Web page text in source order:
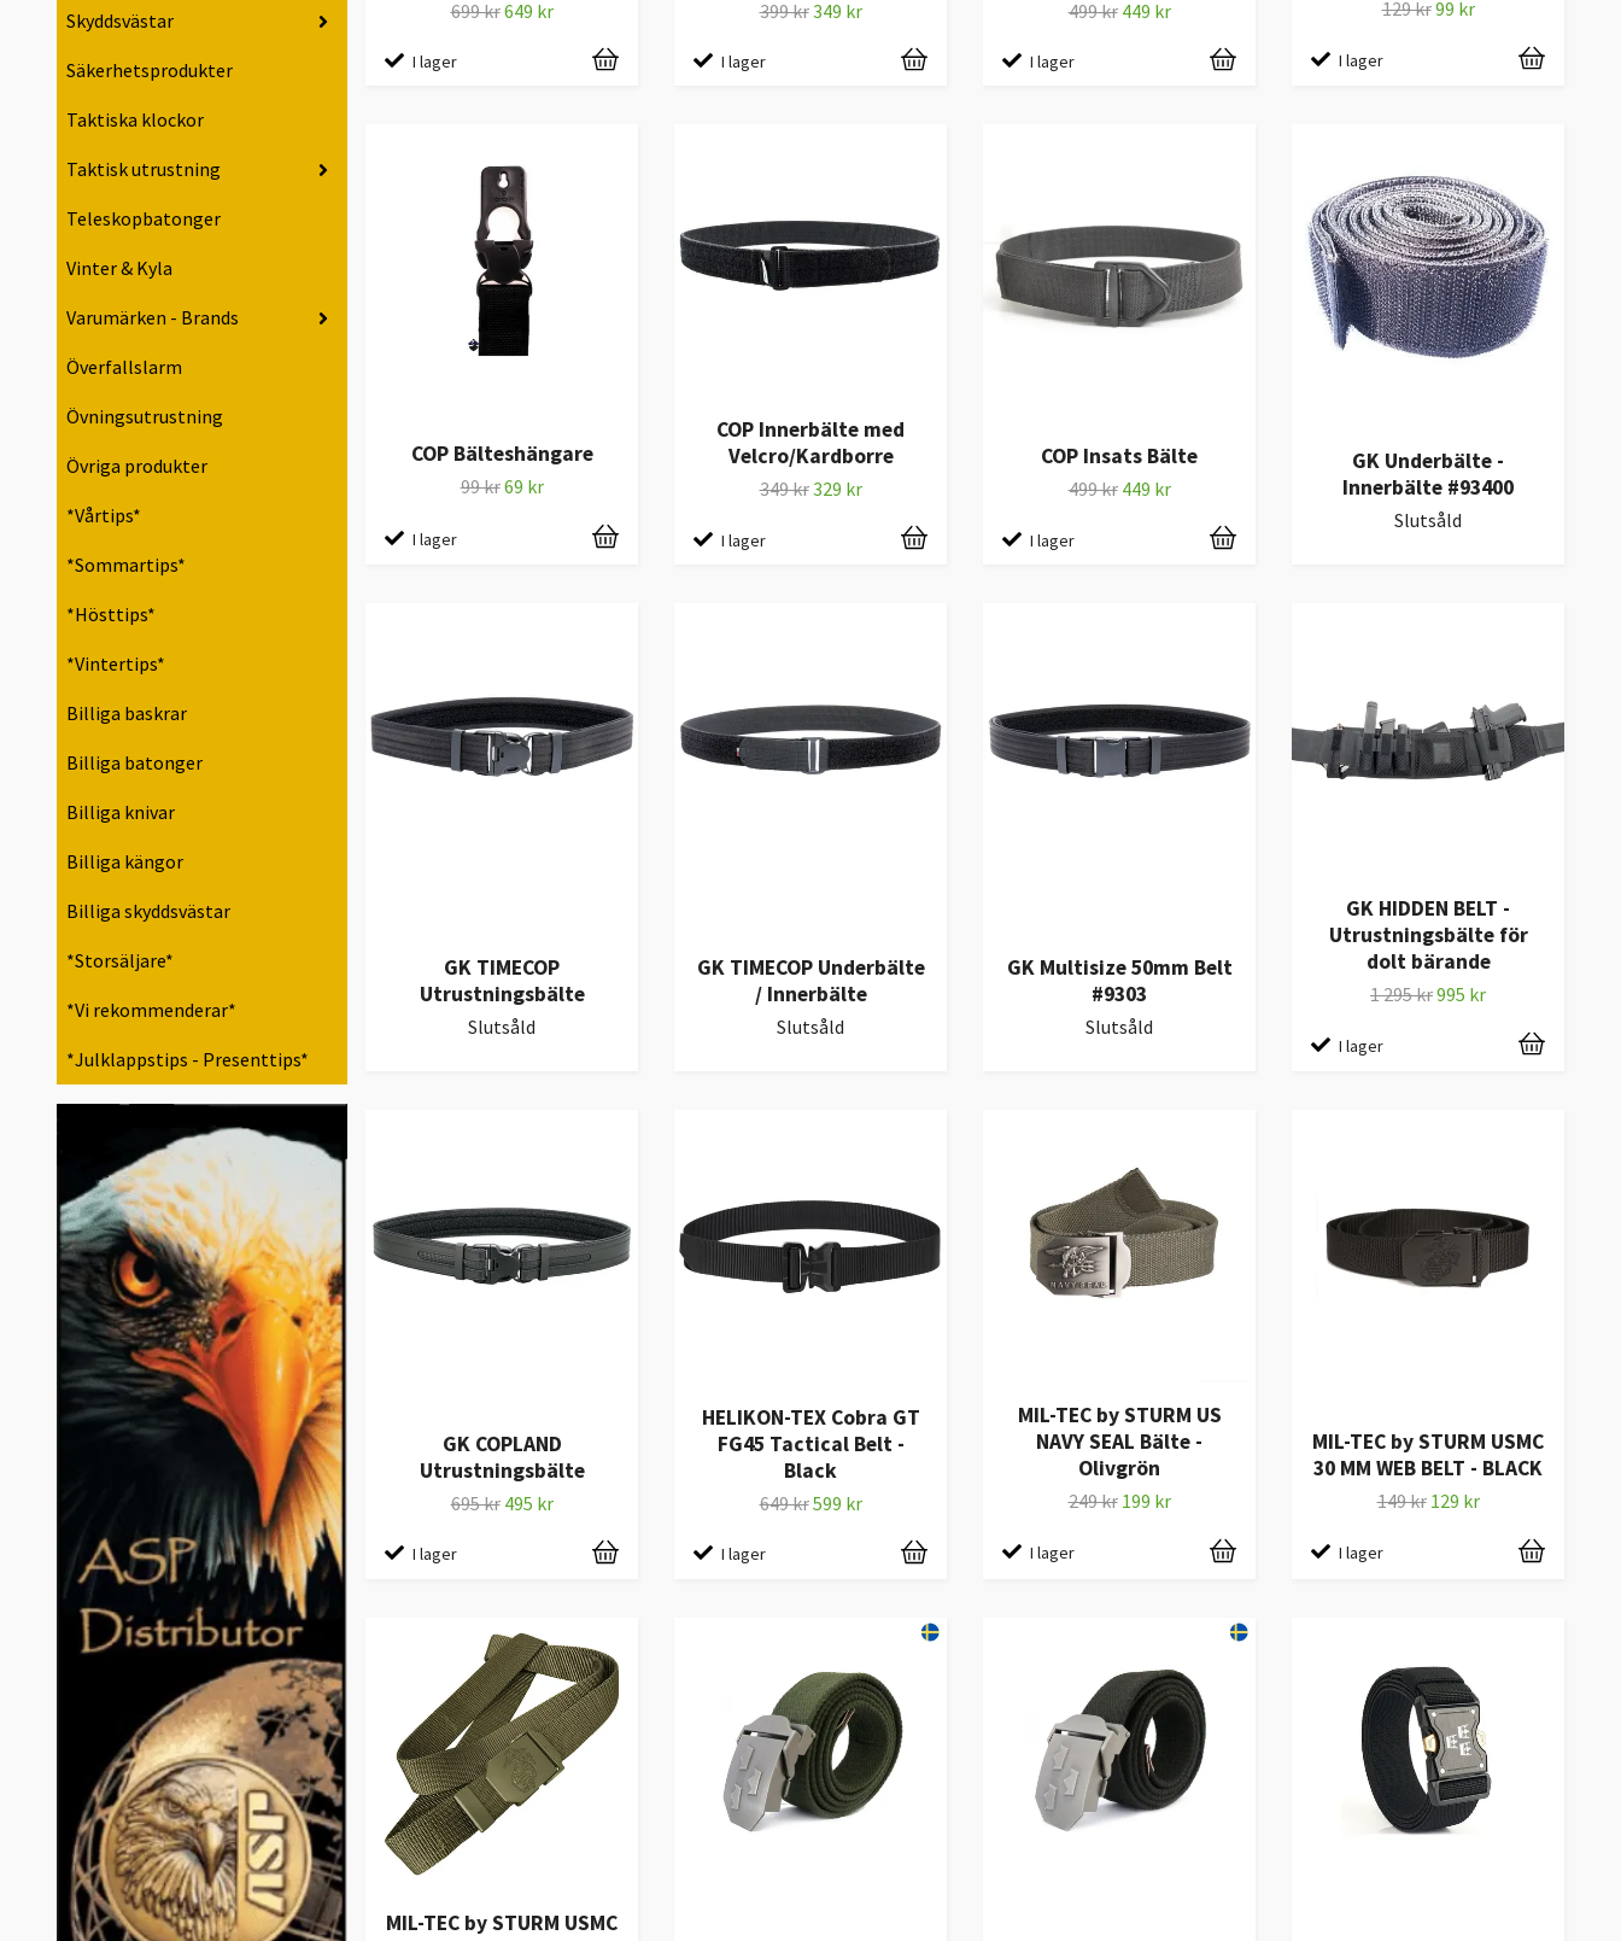
Skyddsvästar
Säkerhetsprodukter
Taktiska klockor
Taktisk utrustning
Teleskopbatonger
Vinter & Kyla
Varumärken - Brands
Överfallslarm
Övningsutrustning
Övriga produkter
*Vårtips*
*Sommartips*
*Hösttips*
*Vintertips*
Billiga baskrar
Billiga batonger
Billiga knivar
Billiga kängor
Billiga skyddsvästar
*Storsäljare*
*Vi rekommenderar*
*Julklappstips - Presenttips*
699 kr649 kr
I lager
399 kr349 kr
I lager
499 kr 449 kr
I lager
129 kr99 kr
I lager
COP Bälteshängare
99 kr69 kr
I lager
COP Innerbälte med
Velcro/Kardborre
349 kr329 kr
I lager
COP Insats Bälte
499 kr 449 kr
I lager
GK Underbälte -
Innerbälte #93400
Slutsåld
GK TIMECOP
Utrustningsbälte
Slutsåld
GK TIMECOP Underbälte
/ Innerbälte
Slutsåld
GK Multisize 50mm Belt
#9303
Slutsåld
GK HIDDEN BELT -
Utrustningsbälte för
dolt bärande
1 295 kr995 kr
I lager
GK COPLAND
Utrustningsbälte
695 kr 495 kr
I lager
HELIKON-TEX Cobra GT
FG45 Tactical Belt -
Black
649 kr599 kr
I lager
MIL-TEC by STURM US
NAVY SEAL Bälte -
Olivgrön
249 kr 199 kr
I lager
MIL-TEC by STURM USMC
30 MM WEB BELT - BLACK
149 kr 129 kr
I lager
MIL-TEC by STURM USMC